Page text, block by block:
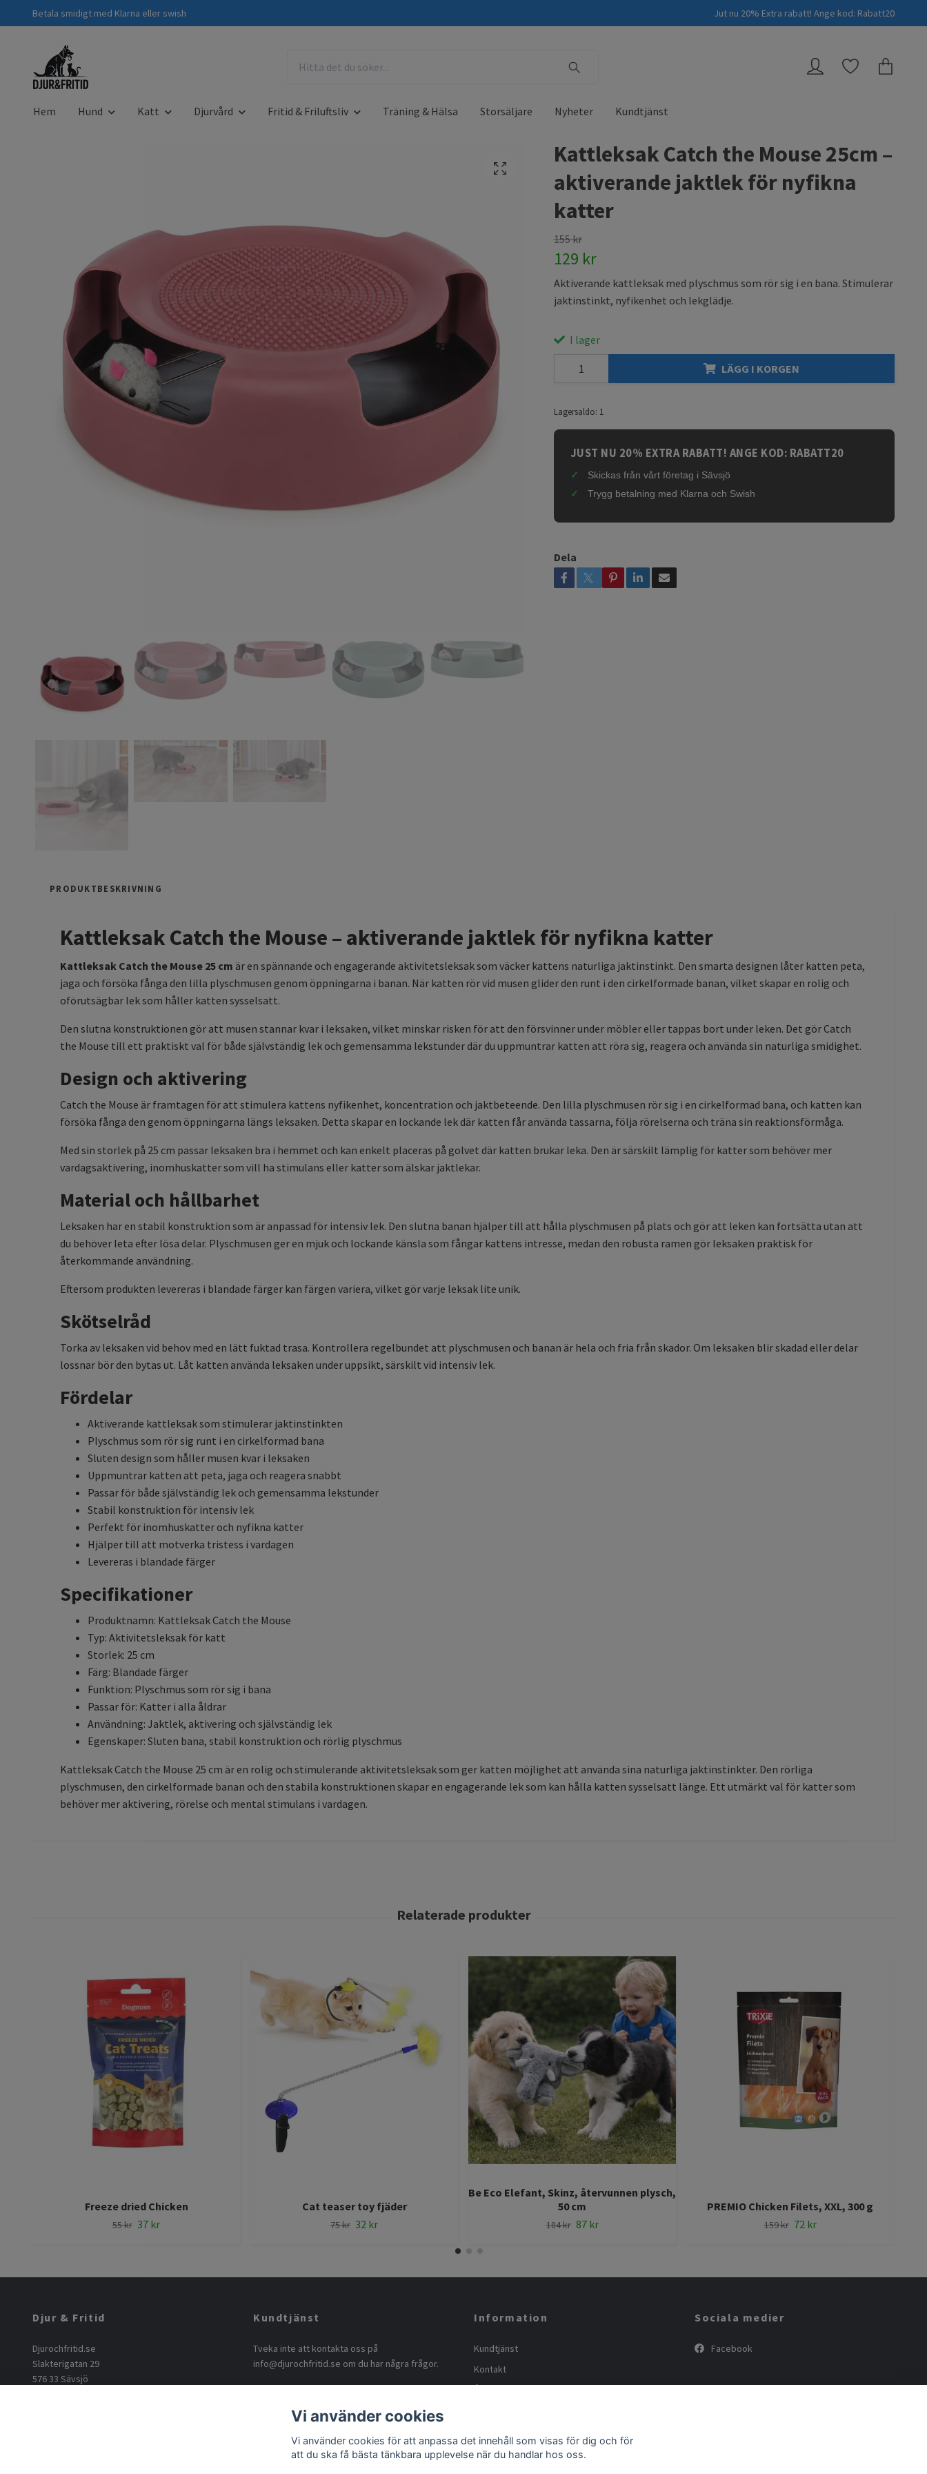
Betala smidigt med Klarna eller swish Jut nu 20% Extra rabatt! Ange kod: Rabatt20
Hem Hund Katt Djurvård Fritid & Friluftsliv Träning & Hälsa Storsäljare Nyheter Kundtjänst
Kattleksak Catch the Mouse 25cm –
aktiverande jaktlek för nyfikna
katter
155 kr
129 kr
Aktiverande kattleksak med plyschmus som rör sig i en bana. Stimulerar
jaktinstinkt, nyfikenhet och lekglädje.
I lager
LÄGG I KORGEN
Lagersaldo: 1
JUST NU 20% EXTRA RABATT! ANGE KOD: RABATT20
Skickas från vårt företag i Sävsjö
Trygg betalning med Klarna och Swish
Dela
PRODUKTBESKRIVNING
Kattleksak Catch the Mouse – aktiverande jaktlek för nyfikna katter
Kattleksak Catch the Mouse 25 cm är en spännande och engagerande aktivitetsleksak som väcker kattens naturliga jaktinstinkt. Den smarta designen låter katten peta,
jaga och försöka fånga den lilla plyschmusen genom öppningarna i banan. När katten rör vid musen glider den runt i den cirkelformade banan, vilket skapar en rolig och
oförutsägbar lek som håller katten sysselsatt.
Den slutna konstruktionen gör att musen stannar kvar i leksaken, vilket minskar risken för att den försvinner under möbler eller tappas bort under leken. Det gör Catch
the Mouse till ett praktiskt val för både självständig lek och gemensamma lekstunder där du uppmuntrar katten att röra sig, reagera och använda sin naturliga smidighet.
Design och aktivering
Catch the Mouse är framtagen för att stimulera kattens nyfikenhet, koncentration och jaktbeteende. Den lilla plyschmusen rör sig i en cirkelformad bana, och katten kan
försöka fånga den genom öppningarna längs leksaken. Detta skapar en lockande lek där katten får använda tassarna, följa rörelserna och träna sin reaktionsförmåga.
Med sin storlek på 25 cm passar leksaken bra i hemmet och kan enkelt placeras på golvet där katten brukar leka. Den är särskilt lämplig för katter som behöver mer
vardagsaktivering, inomhuskatter som vill ha stimulans eller katter som älskar jaktlekar.
Material och hållbarhet
Leksaken har en stabil konstruktion som är anpassad för intensiv lek. Den slutna banan hjälper till att hålla plyschmusen på plats och gör att leken kan fortsätta utan att
du behöver leta efter lösa delar. Plyschmusen ger en mjuk och lockande känsla som fångar kattens intresse, medan den robusta ramen gör leksaken praktisk för
återkommande användning.
Eftersom produkten levereras i blandade färger kan färgen variera, vilket gör varje leksak lite unik.
Skötselråd
Torka av leksaken vid behov med en lätt fuktad trasa. Kontrollera regelbundet att plyschmusen och banan är hela och fria från skador. Om leksaken blir skadad eller delar
lossnar bör den bytas ut. Låt katten använda leksaken under uppsikt, särskilt vid intensiv lek.
Fördelar
Aktiverande kattleksak som stimulerar jaktinstinkten
Plyschmus som rör sig runt i en cirkelformad bana
Sluten design som håller musen kvar i leksaken
Uppmuntrar katten att peta, jaga och reagera snabbt
Passar för både självständig lek och gemensamma lekstunder
Stabil konstruktion för intensiv lek
Perfekt för inomhuskatter och nyfikna katter
Hjälper till att motverka tristess i vardagen
Levereras i blandade färger
Specifikationer
Produktnamn: Kattleksak Catch the Mouse
Typ: Aktivitetsleksak för katt
Storlek: 25 cm
Färg: Blandade färger
Funktion: Plyschmus som rör sig i bana
Passar för: Katter i alla åldrar
Användning: Jaktlek, aktivering och självständig lek
Egenskaper: Sluten bana, stabil konstruktion och rörlig plyschmus
Kattleksak Catch the Mouse 25 cm är en rolig och stimulerande aktivitetsleksak som ger katten möjlighet att använda sina naturliga jaktinstinkter. Den rörliga
plyschmusen, den cirkelformade banan och den stabila konstruktionen skapar en engagerande lek som kan hålla katten sysselsatt länge. Ett utmärkt val för katter som
behöver mer aktivering, rörelse och mental stimulans i vardagen.
Freeze dried Chicken
55 kr 37 kr
Cat teaser toy fjäder
75 kr 32 kr
Be Eco Elefant, Skinz, återvunnen plysch,
50 cm
184 kr 87 kr
PREMIO Chicken Filets, XXL, 300 g
159 kr 72 kr
Djur & Fritid
Djurochfritid.se
Slakterigatan 29
576 33 Sävsjö
Kundtjänst
Tveka inte att kontakta oss på
info@djurochfritid.se om du har några frågor.
Information
Kundtjänst
Kontakt
Sociala medier
Facebook
Vi använder cookies
Vi använder cookies för att anpassa det innehåll som visas för dig och för
att du ska få bästa tänkbara upplevelse när du handlar hos oss.